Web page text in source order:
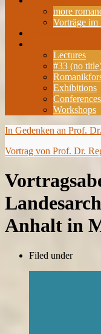
more
Vorträge im
Lectures
#33 (no
Exhibitions
Conferences
Workshops
In Gedenken an Prof.
Vortrag von Prof. Dr.
Anhalt in
Filed under